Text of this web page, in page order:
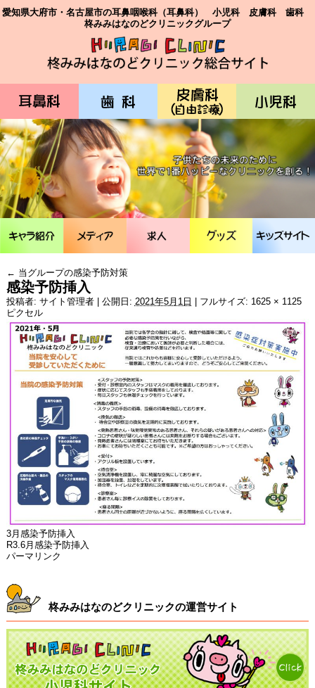
愛知県大府市・名古屋市の耳鼻咽喉科（耳鼻科） 小児科 皮膚科 歯科
柊みみはなのどクリニックグループ
← 当グループの感染予防対策
感染予防挿入
投稿者: サイト管理者 公開日: 2021年5月1日 フルサイズ: 1625 × 1125
ピクセル
3月感染予防挿入
R3.6月感染予防挿入
パーマリンク
柊みみはなのどクリニックの運営サイト